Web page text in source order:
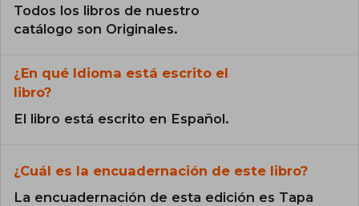
Todos los libros de nuestro
catálogo son Originales.
¿En qué Idioma está escrito el
libro?
El libro está escrito en Español.
¿Cuál es la encuadernación de este libro?
La encuadernación de esta edición es Tapa